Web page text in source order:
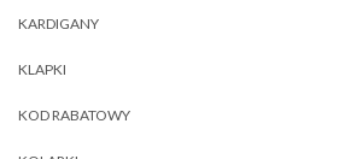
KARDIGANY
KLAPKI
KOD RABATOWY